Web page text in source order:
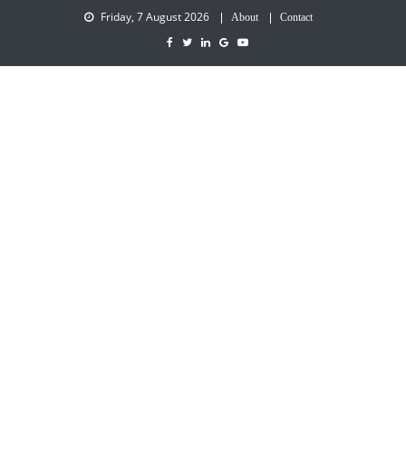
Friday, 7 August 2026 About Contact